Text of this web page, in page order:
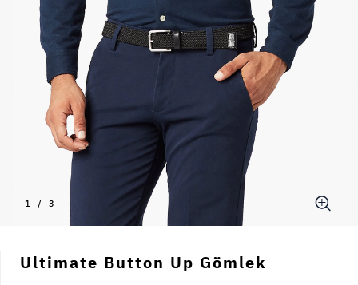
1 / 3
Ultimate Button Up Gömlek